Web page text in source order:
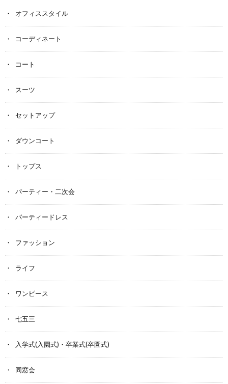
オフィススタイル
コーディネート
コート
スーツ
セットアップ
ダウンコート
トップス
パーティー・二次会
パーティードレス
ファッション
ライフ
ワンピース
七五三
入学式(入園式)・卒業式(卒園式)
同窓会